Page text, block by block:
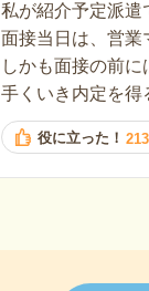
私が紹介予定派遣
面接当日は、営業
しかも面接の前
手くいき内定を得
役に立った！ 213